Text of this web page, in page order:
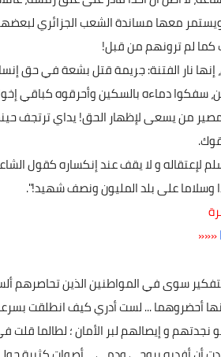
معها مساندة الشعب الجزائري
كما لم ترونهم من قبل!
إنها نار الفتنة: جريمة قتل بشعة في حق
سفكوا دماءه بالسكين وأحرقوه كباقي
من يسعى لإظهار الحق! يداي ترتجف
لإعتقاله و لا يقف عند إنكساره كقول
وسلاما على بلد المليون ونصف شهيد!".
«««
سوى في المواطنين الذين تحاصرهم
أحضروهما ... لست أدري كيف انطلقت
و إيصالهم لبر الأمان ؛ لطالما قلت
20 يوليو 2024
30 يونيو 2024